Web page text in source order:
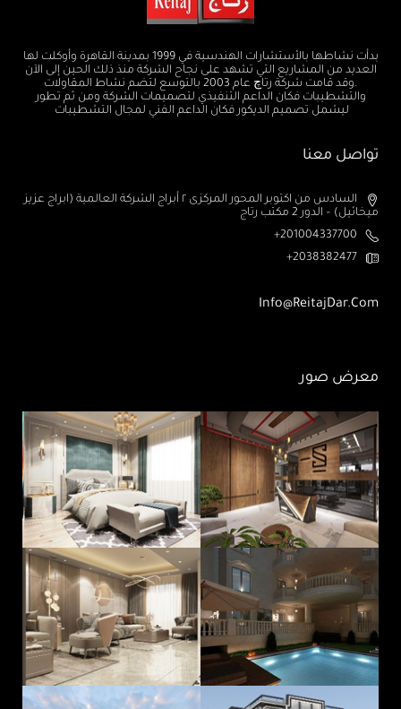
بدأت نشاطها بالأستشارات الهندسية في 1999 بمدينة القاهرة وأوكلت لها
العديد من المشاريع التي تشهد على نجاح الشركة منذ ذلك الحين إلى الآن
.وقد قامت شركة رتاچ عام 2003 بالتوسع لتضم نشاط المقاولات
والتشطيبات فكان الداعم التنفيذي لتصميمات الشركة ومن ثم تطور
ليشمل تصميم الديكور فكان الداعم الفني لمجال التشطيبات
تواصل معنا
السادس من اكتوبر المحور المركزى ٢ أبراج الشركة العالمية (ابراج عزيز
ميخائيل) – الدور 2 مكتب رتاج
201004337700+
2038382477+
Info@ReitajDar.com
معرض صور